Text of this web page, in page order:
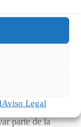
Aviso Legal
parte de la